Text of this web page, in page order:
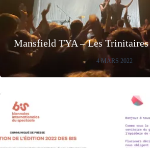
Mansfield TYA – Les Trinitaires
4 MARS 2022